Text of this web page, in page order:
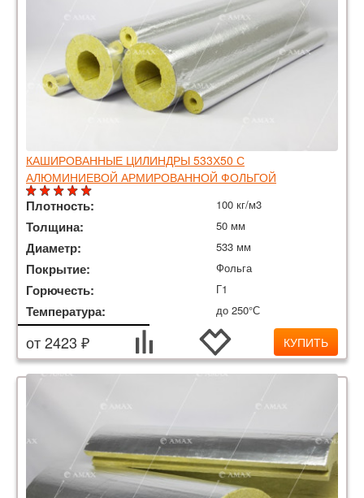
КАШИРОВАННЫЕ ЦИЛИНДРЫ 533Х50 С
АЛЮМИНИЕВОЙ АРМИРОВАННОЙ ФОЛЬГОЙ
Плотность: 100 кг/м3
Толщина: 50 мм
Диаметр: 533 мм
Покрытие: Фольга
Горючесть: Г1
Температура: до 250°С
от 2423 ₽ КУПИТЬ